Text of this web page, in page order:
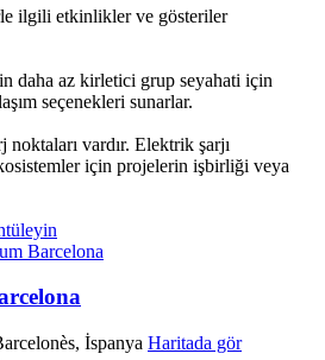
Elektrik şarjı
İspanya Haritada gör